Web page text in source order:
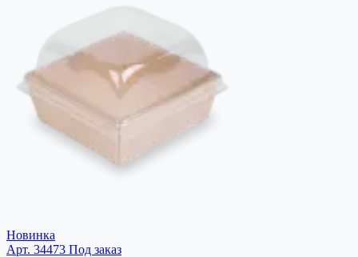
Новинка
Арт. 34473 Под заказ